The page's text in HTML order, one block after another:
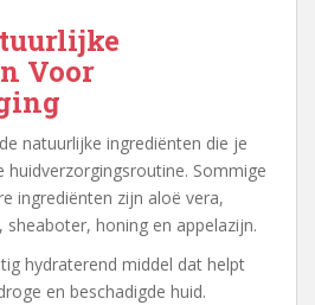
Voor
natuurlijke ingrediënten die je
huidverzorgingsroutine. Sommige
ingrediënten zijn aloë vera,
honing en appelazijn.
hydraterend middel dat helpt
en beschadigde huid.